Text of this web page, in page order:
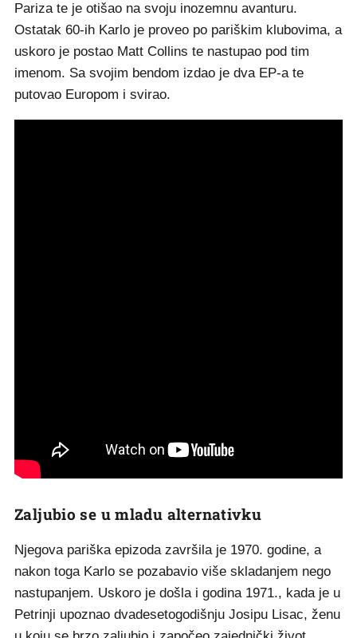
Pariza te je otišao na svoju inozemnu avanturu.
Ostatak 60-ih Karlo je proveo po pariškim klubovima, a
uskoro je postao Matt Collins te nastupao pod tim
imenom. Sa svojim bendom izdao je dva EP-a te
putovao Europom i svirao.
Zaljubio se u mladu alternativku
Njegova pariška epizoda završila je 1970. godine, a
nakon toga Karlo se pozabavio više skladanjem nego
nastupanjem. Uskoro je došla i godina 1971., kada je u
Petrinji upoznao dvadesetogodišnju Josipu Lisac, ženu